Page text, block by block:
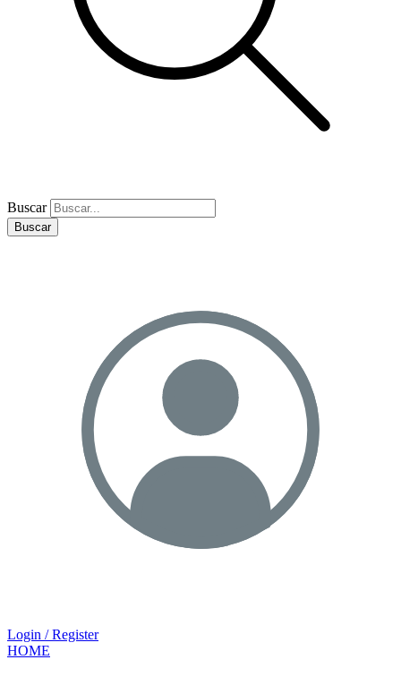
Buscar
Buscar
Login / Register
HOME